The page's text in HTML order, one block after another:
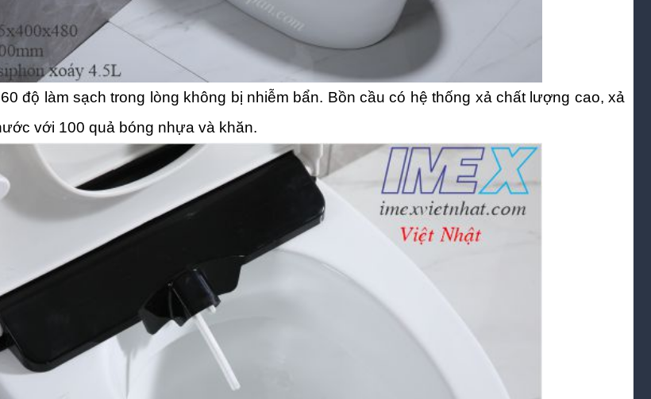
độ làm sạch trong lòng không bị nhiễm bẩn. Bồn cầu có hệ thống xả chất lượng cao, xả
với 100 quả bóng nhựa và khăn.